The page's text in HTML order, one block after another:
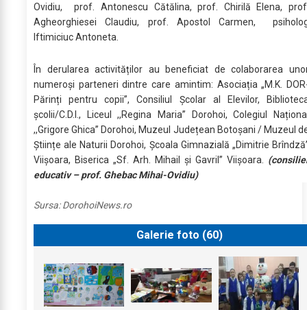
Ovidiu, prof. Antonescu Cătălina, prof. Chirilă Elena,
Agheorghiesei Claudiu, prof. Apostol Carmen,
Iftimiciuc Antoneta.
În derularea activităților au beneficiat de colaborarea
numeroși parteneri dintre care amintim: Asociația „M.K.
Părinți pentru copii”, Consiliul Școlar al Elevilor,
școlii/C.D.I., Liceul ,,Regina Maria” Dorohoi, Colegiul
,,Grigore Ghica” Dorohoi, Muzeul Județean Botoșani / Muzeul
Științe ale Naturii Dorohoi, Şcoala Gimnazială „Dimitrie
Viişoara, Biserica „Sf. Arh. Mihail şi Gavril” Viişoara.
educativ – prof. Ghebac Mihai-Ovidiu)
Sursa:DorohoiNews.ro
Galerie foto (60)